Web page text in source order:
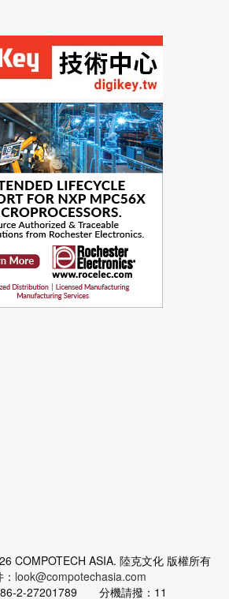
COMPOTECH ASIA. 陸克文化 版權所有
look@compotechasia.com
2-27201789 分機請撥：11